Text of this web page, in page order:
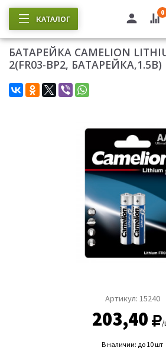
КАТАЛОГ
0
БАТАРЕЙКА CAMELION
2(FR03-BP2, БАТАРЕЙКА,1.5В)
Артикул: 15240
203,40 /
В наличии: до 10 шт